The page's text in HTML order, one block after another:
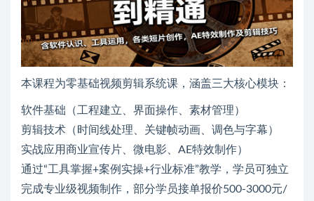
本课程为零基础视频剪辑系统课，涵盖三大核心模块：
软件基础（工程建立、界面操作、素材管理）
剪辑技术（时间线处理、关键帧动画、调色与字幕）
实战应用商业宣传片、微电影、AE特效制作）
通过“工具掌握+案例实操+行业标准”教学，学员可独立
完成专业级视频制作，部分学员接单报价500-3000元/